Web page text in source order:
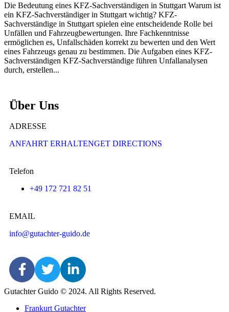
Die Bedeutung eines KFZ-Sachverständigen in Stuttgart Warum ist
ein KFZ-Sachverständiger in Stuttgart wichtig? KFZ-
Sachverständige in Stuttgart spielen eine entscheidende Rolle bei
Unfällen und Fahrzeugbewertungen. Ihre Fachkenntnisse
ermöglichen es, Unfallschäden korrekt zu bewerten und den Wert
eines Fahrzeugs genau zu bestimmen. Die Aufgaben eines KFZ-
Sachverständigen KFZ-Sachverständige führen Unfallanalysen
durch, erstellen...
Über Uns
ADRESSE
ANFAHRT ERHALTENGET DIRECTIONS
Telefon
+49 172 721 82 51
EMAIL
info@gutachter-guido.de
Gutachter Guido © 2024. All Rights Reserved.
Frankurt Gutachter